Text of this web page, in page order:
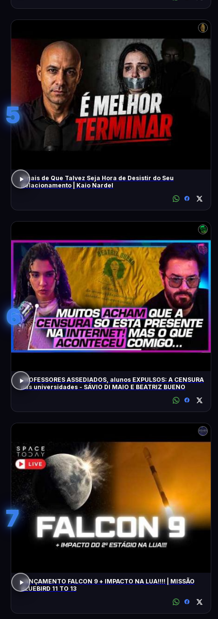
5
Sinais de Que Talvez Seja Hora de Desistir do Seu
Relacionamento | Kaio Nardel
6
PROFESSORES ASSEDIADOS, alunos EXPULSOS: A CENSURA
nas universidades - SÁVIO DI MAIO E BEATRIZ BUENO
7
LANÇAMENTO FALCON 9 + IMPACTO NA LUA!!!! | MISSÃO
BLUEBIRD 11 TO 13